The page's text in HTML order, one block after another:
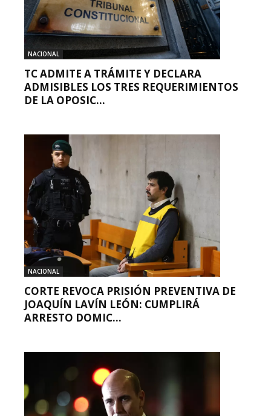
NACIONAL
TC ADMITE A TRÁMITE Y DECLARA
ADMISIBLES LOS TRES REQUERIMIENTOS
DE LA OPOSIC...
NACIONAL
CORTE REVOCA PRISIÓN PREVENTIVA DE
JOAQUÍN LAVÍN LEÓN: CUMPLIRÁ
ARRESTO DOMIC...